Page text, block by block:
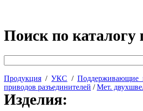
Поиск по каталогу
Продукция /УКС / Поддерживающие
приводов разъединителей /Мет.
Изделия: